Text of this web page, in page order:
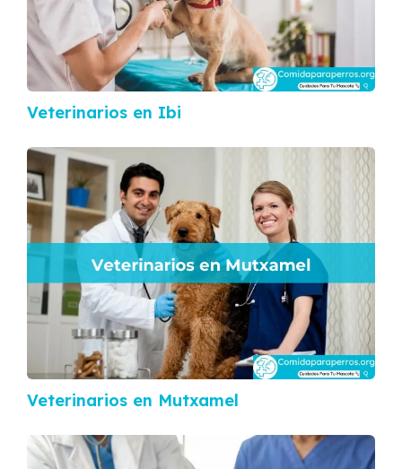
Veterinarios en Ibi
Veterinarios en Mutxamel